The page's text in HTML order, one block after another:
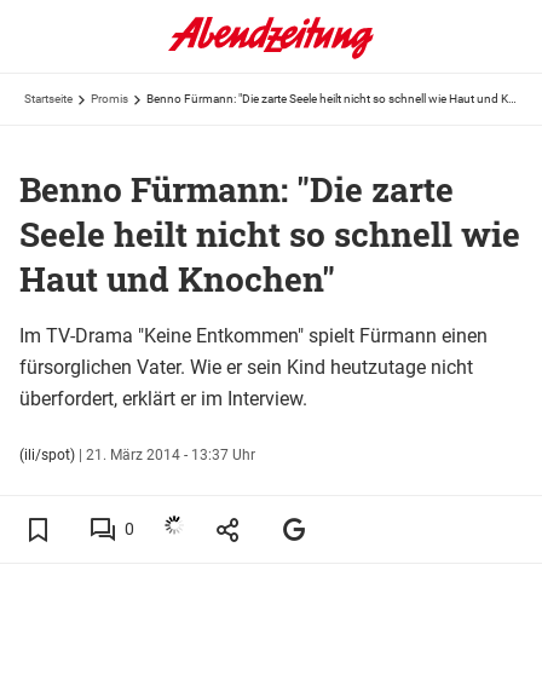
Startseite Promis
Benno Fürmann: "Die zarte
Seele heilt nicht so schnell wie
Haut und Knochen"
Im TV-Drama "Keine Entkommen" spielt Fürmann einen
fürsorglichen Vater. Wie er sein Kind heutzutage nicht
überfordert, erklärt er im Interview.
(ili/spot) | 21. März 2014 - 13:37 Uhr
0